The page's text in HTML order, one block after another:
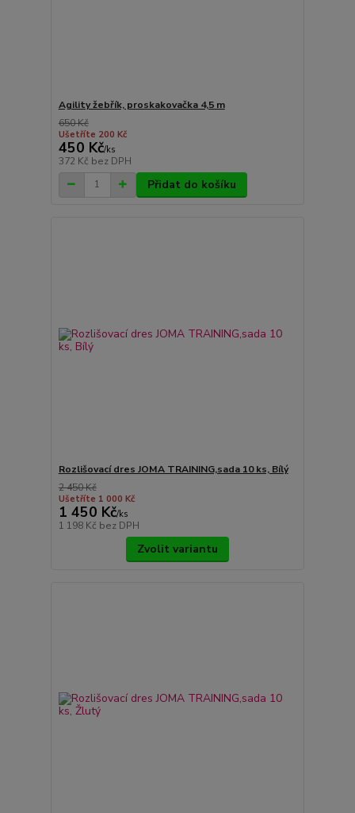
Agility žebřík, proskakovačka 4,5 m
650 Kč
Ušetříte 200 Kč
450 Kč/ks
372 Kč bez DPH
Přidat do košíku
Rozlišovací dres JOMA TRAINING,sada 10 ks, Bílý
2 450 Kč
Ušetříte 1 000 Kč
1 450 Kč/ks
1 198 Kč bez DPH
Zvolit variantu